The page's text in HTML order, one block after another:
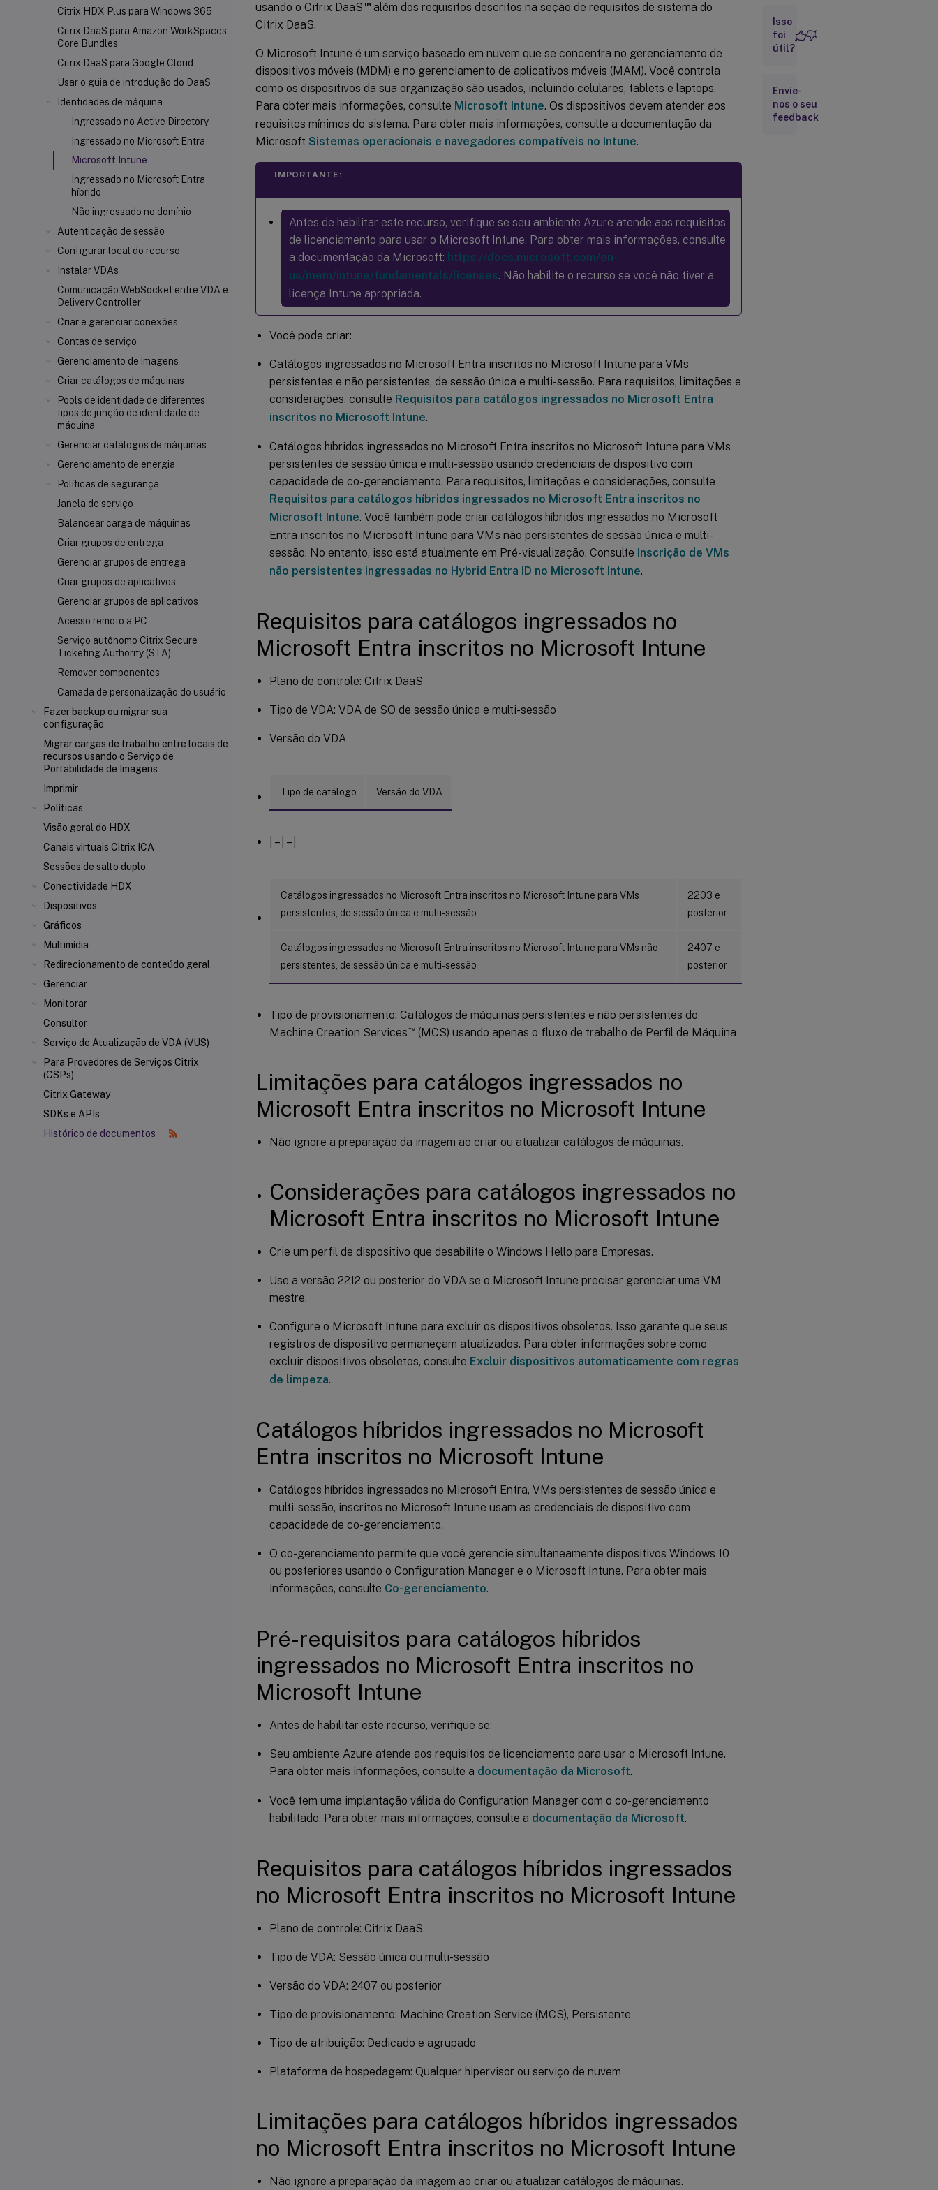
Citrix HDX Plus para Windows 365
Citrix DaaS para Amazon WorkSpaces
Core Bundles
Citrix DaaS para Google Cloud
Usar o guia de introdução do DaaS
Identidades de máquina
Ingressado no Active Directory
Ingressado no Microsoft Entra
Microsoft Intune
Ingressado no Microsoft Entra
híbrido
Não ingressado no domínio
Autenticação de sessão
Configurar local do recurso
Instalar VDAs
Comunicação WebSocket entre VDA e
Delivery Controller
Criar e gerenciar conexões
Contas de serviço
Gerenciamento de imagens
Criar catálogos de máquinas
Pools de identidade de diferentes
tipos de junção de identidade de
máquina
Gerenciar catálogos de máquinas
Gerenciamento de energia
Políticas de segurança
Janela de serviço
Balancear carga de máquinas
Criar grupos de entrega
Gerenciar grupos de entrega
Criar grupos de aplicativos
Gerenciar grupos de aplicativos
Acesso remoto a PC
Serviço autônomo Citrix Secure
Ticketing Authority (STA)
Remover componentes
Camada de personalização do usuário
Fazer backup ou migrar sua
configuração
Migrar cargas de trabalho entre locais de
recursos usando o Serviço de
Portabilidade de Imagens
Imprimir
Políticas
Visão geral do HDX
Canais virtuais Citrix ICA
Sessões de salto duplo
Conectividade HDX
Dispositivos
Gráficos
Multimídia
Redirecionamento de conteúdo geral
Gerenciar
Monitorar
Consultor
Serviço de Atualização de VDA (VUS)
Para Provedores de Serviços Citrix
(CSPs)
Citrix Gateway
SDKs e APIs
Histórico de documentos
usando o Citrix DaaS™além dos requisitos descritos na seção de requisitos de sistema do
Citrix DaaS.
O Microsoft Intune é um serviço baseado em nuvem que se concentra no gerenciamento de
dispositivos móveis (MDM) e no gerenciamento de aplicativos móveis (MAM). Você controla
como os dispositivos da sua organização são usados, incluindo celulares, tablets e laptops.
Para obter mais informações, consulte Microsoft Intune. Os dispositivos devem atender aos
requisitos mínimos do sistema. Para obter mais informações, consulte a documentação da
Microsoft Sistemas operacionais e navegadores compatíveis no Intune.
IMPORTANTE:
Antes de habilitar este recurso, verifique se seu ambiente Azure atende aos requisitos
de licenciamento para usar o Microsoft Intune. Para obter mais informações, consulte
a documentação da Microsoft: https://docs.microsoft.com/en-
us/mem/intune/fundamentals/licenses. Não habilite o recurso se você não tiver a
licença Intune apropriada.
Você pode criar:
Catálogos ingressados no Microsoft Entra inscritos no Microsoft Intune para VMs
persistentes e não persistentes, de sessão única e multi-sessão. Para requisitos, limitações e
considerações, consulte Requisitos para catálogos ingressados no Microsoft Entra
inscritos no Microsoft Intune.
Catálogos híbridos ingressados no Microsoft Entra inscritos no Microsoft Intune para VMs
persistentes de sessão única e multi-sessão usando credenciais de dispositivo com
capacidade de co-gerenciamento. Para requisitos, limitações e considerações, consulte
Requisitos para catálogos híbridos ingressados no Microsoft Entra inscritos no
Microsoft Intune. Você também pode criar catálogos híbridos ingressados no Microsoft
Entra inscritos no Microsoft Intune para VMs não persistentes de sessão única e multi-
sessão. No entanto, isso está atualmente em Pré-visualização. Consulte Inscrição de VMs
não persistentes ingressadas no Hybrid Entra ID no Microsoft Intune.
Requisitos para catálogos ingressados no
Microsoft Entra inscritos no Microsoft Intune
Plano de controle: Citrix DaaS
Tipo de VDA: VDA de SO de sessão única e multi-sessão
Versão do VDA
Tipo de catálogo Versão do VDA
| – | – |
Catálogos ingressados no Microsoft Entra inscritos no Microsoft Intune para VMs
persistentes, de sessão única e multi-sessão
2203 e
posterior
Catálogos ingressados no Microsoft Entra inscritos no Microsoft Intune para VMs não
persistentes, de sessão única e multi-sessão
2407 e
posterior
Tipo de provisionamento: Catálogos de máquinas persistentes e não persistentes do
Machine Creation Services™(MCS) usando apenas o fluxo de trabalho de Perfil de Máquina
Limitações para catálogos ingressados no
Microsoft Entra inscritos no Microsoft Intune
Não ignore a preparação da imagem ao criar ou atualizar catálogos de máquinas.
Considerações para catálogos ingressados no
Microsoft Entra inscritos no Microsoft Intune
Crie um perfil de dispositivo que desabilite o Windows Hello para Empresas.
Use a versão 2212 ou posterior do VDA se o Microsoft Intune precisar gerenciar uma VM
mestre.
Configure o Microsoft Intune para excluir os dispositivos obsoletos. Isso garante que seus
registros de dispositivo permaneçam atualizados. Para obter informações sobre como
excluir dispositivos obsoletos, consulte Excluir dispositivos automaticamente com regras
de limpeza.
Catálogos híbridos ingressados no Microsoft
Entra inscritos no Microsoft Intune
Catálogos híbridos ingressados no Microsoft Entra, VMs persistentes de sessão única e
multi-sessão, inscritos no Microsoft Intune usam as credenciais de dispositivo com
capacidade de co-gerenciamento.
O co-gerenciamento permite que você gerencie simultaneamente dispositivos Windows 10
ou posteriores usando o Configuration Manager e o Microsoft Intune. Para obter mais
informações, consulte Co-gerenciamento.
Pré-requisitos para catálogos híbridos
ingressados no Microsoft Entra inscritos no
Microsoft Intune
Antes de habilitar este recurso, verifique se:
Seu ambiente Azure atende aos requisitos de licenciamento para usar o Microsoft Intune.
Para obter mais informações, consulte a documentação da Microsoft.
Você tem uma implantação válida do Configuration Manager com o co-gerenciamento
habilitado. Para obter mais informações, consulte a documentação da Microsoft.
Requisitos para catálogos híbridos ingressados
no Microsoft Entra inscritos no Microsoft Intune
Plano de controle: Citrix DaaS
Tipo de VDA: Sessão única ou multi-sessão
Versão do VDA: 2407 ou posterior
Tipo de provisionamento: Machine Creation Service (MCS), Persistente
Tipo de atribuição: Dedicado e agrupado
Plataforma de hospedagem: Qualquer hipervisor ou serviço de nuvem
Limitações para catálogos híbridos ingressados
no Microsoft Entra inscritos no Microsoft Intune
Não ignore a preparação da imagem ao criar ou atualizar catálogos de máquinas.
Limitações
para
catálogos
Entra
inscritos no
Microsoft
Isso
foi
útil?
Envie-
nos o seu
feedback